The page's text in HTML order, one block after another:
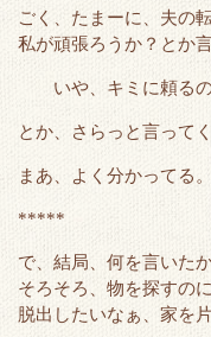
ごく、たまーに、夫の
私が頑張ろうか？とか
いや、キミに頼るの
とか、さらっと言ってく
まあ、よく分かってる
*****
で、結局、何を言いた
そろそろ、物を探すの
脱出したいなぁ、家を